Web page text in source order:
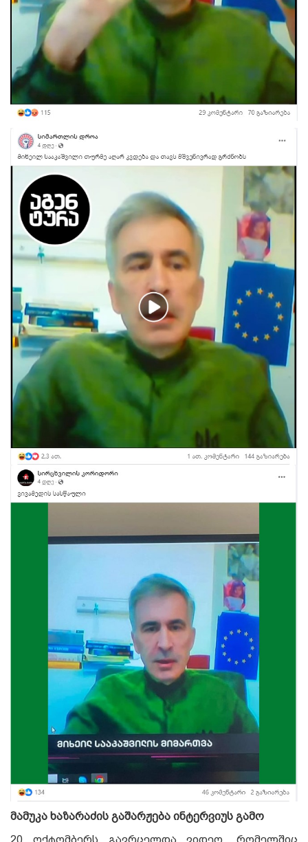
მამუკა ხაზარაძის გაშარჟება ინტერვიუს გამო